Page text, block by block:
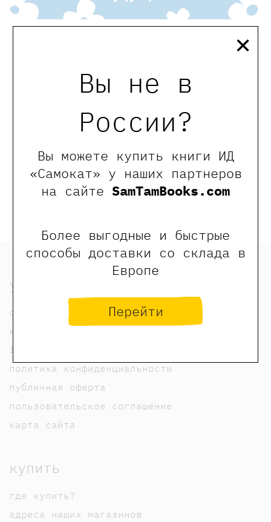
Вы не в
России?
Вы можете купить книги ИД
«Самокат» у наших партнеров
на сайте SamTamBooks.com
Более выгодные и быстрые
способы доставки со склада в
Европе
Перейти
×
мы в телеграмме
Отзывы
0
Оставить отзыв
Обращаем Ваше внимание, что отзывы могут
оставлять только зарегистрированные пользователи
узнать
о нас
контакты
foreign rights contacts
политика конфиденциальности
публичная оферта
пользовательское соглашение
карта сайта
купить
где купить?
адреса наших магазинов